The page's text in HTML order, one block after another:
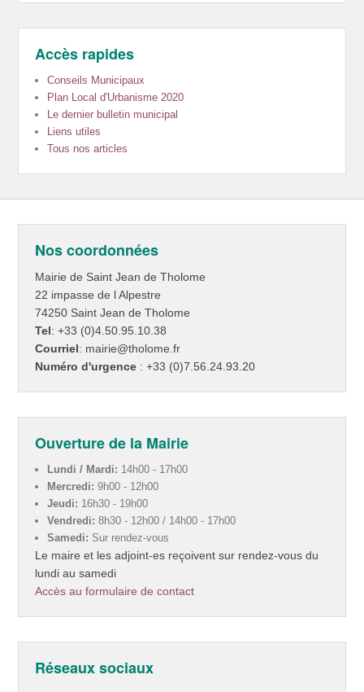
Accès rapides
Conseils Municipaux
Plan Local d'Urbanisme 2020
Le dernier bulletin municipal
Liens utiles
Tous nos articles
Nos coordonnées
Mairie de Saint Jean de Tholome
22 impasse de l Alpestre
74250 Saint Jean de Tholome
Tel: +33 (0)4.50.95.10.38
Courriel: mairie@tholome.fr
Numéro d'urgence : +33 (0)7.56.24.93.20
Ouverture de la Mairie
Lundi / Mardi: 14h00 - 17h00
Mercredi: 9h00 - 12h00
Jeudi: 16h30 - 19h00
Vendredi: 8h30 - 12h00 / 14h00 - 17h00
Samedi: Sur rendez-vous
Le maire et les adjoint-es reçoivent sur rendez-vous du
lundi au samedi
Accès au formulaire de contact
Réseaux sociaux